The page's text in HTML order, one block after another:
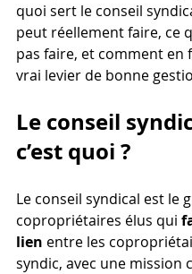
quoi sert le conseil
peut réellement faire, ce
pas faire, et comment en
vrai levier de bonne
Le conseil
c’est quoi ?
Le conseil syndical est le
copropriétaires élus qui
lien entre les
syndic, avec une mission